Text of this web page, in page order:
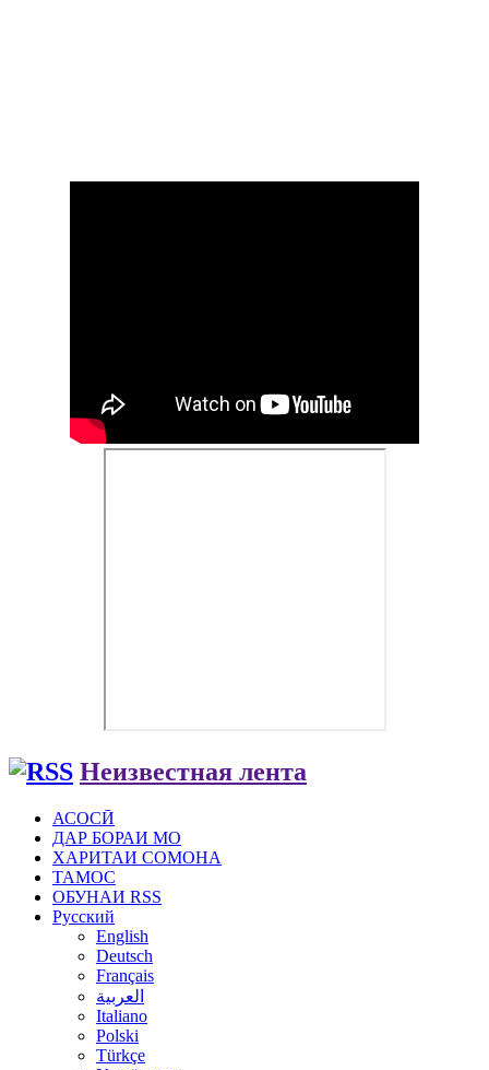
Неизвестная лента
АСОСӢ
ДАР БОРАИ МО
ХАРИТАИ СОМОНА
ТАМОС
ОБУНАИ RSS
Русский
English
Deutsch
Français
العربية
Italiano
Polski
Türkçe